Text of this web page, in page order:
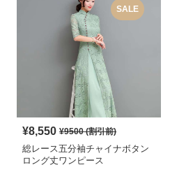
SALE
¥8,550 ¥9500(割引前)
総レース五分袖チャイナボタン
ロング丈ワンピース